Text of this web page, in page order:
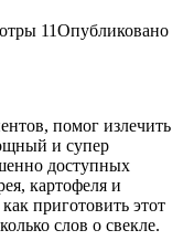
11Опубликовано
помог излечить
и супер
доступных
картофеля и
приготовить этот
слов о свекле.